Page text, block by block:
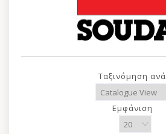
Ταξινόμηση ανά
Εμφάνιση